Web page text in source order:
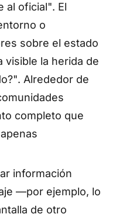
al oficial". El
o
sobre el estado
visible la herida de
. Alrededor de
completo que
información
—por ejemplo, lo
de otro